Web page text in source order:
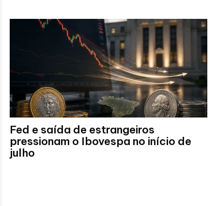
Fed e saída de estrangeiros
pressionam o Ibovespa no início de
julho